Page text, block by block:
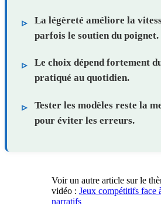
La légèreté améliore la
parfois le soutien du poignet.
Le choix dépend fortement
pratiqué au quotidien.
Tester les modèles reste la
pour éviter les erreurs.
Voir un autre article sur le
vidéo : Jeux compétitifs face
narratifs